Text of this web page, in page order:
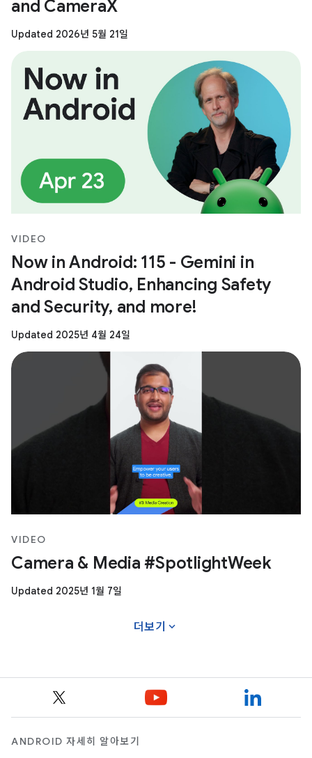
and CameraX
Updated 2026년 5월 21일
VIDEO
Now in Android: 115 - Gemini in
Android Studio, Enhancing Safety
and Security, and more!
Updated 2025년 4월 24일
VIDEO
Camera & Media #SpotlightWeek
Updated 2025년 1월 7일
더보기 expand_more
ANDROID 자세히 알아보기